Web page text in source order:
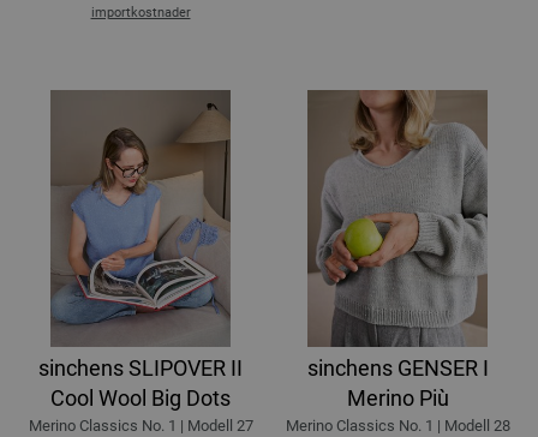
importkostnader
sinchens SLIPOVER II
Cool Wool Big Dots
Merino Classics No. 1 | Modell 27
sinchens GENSER I
Merino Più
Merino Classics No. 1 | Modell 28